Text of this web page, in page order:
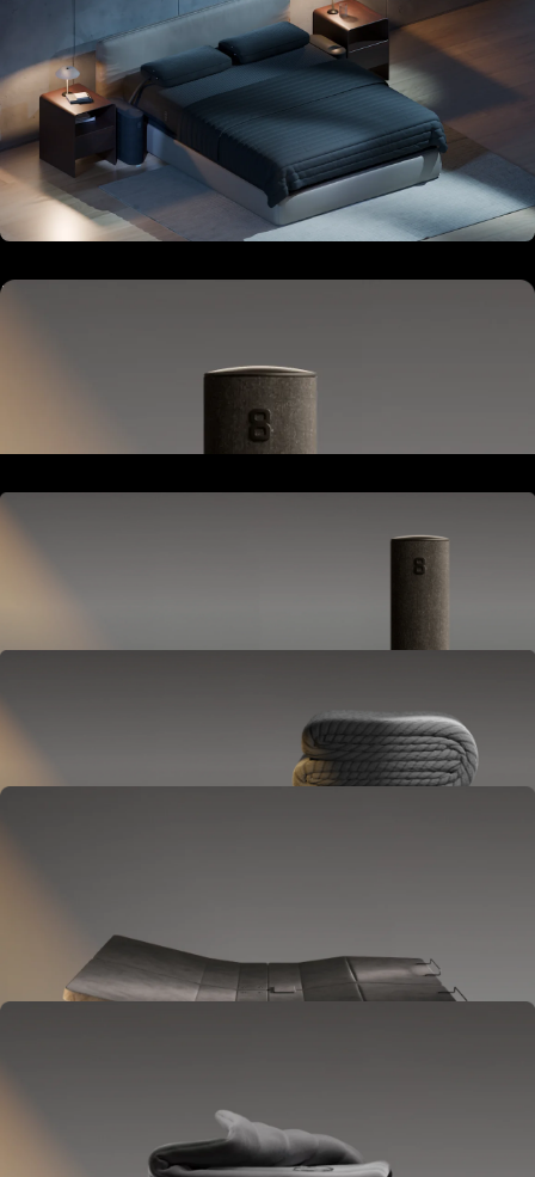
Hub
Si posiziona accanto al letto o al comodino.
Alimenta e collega l'intero sistema Pod.
Hub
Cover
Regola la temperatura e tiene traccia del sonno.
OPTIONAL
Si solleva per alleviare la pressione sulla schiena, ridurre il russare e
riprodurre suoni.
OPTIONAL
La Blanket
Si posiziona sul letto come un inserto per piumino.
Fornisce il controllo completo della temperatura corporea.